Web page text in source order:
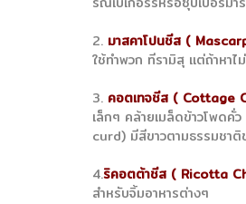
2. มาสคาโปนชีส (
ใช้ทำพวก ทีรามิสุ แต่ถ้าหา
3. คอตเทจชีส ( Cottage
เล็กๆ คล้ายเมล็ดข้าวโพด
curd) มีสีขาวตามธรรมชา
4.ริคอตต้าชีส ( Ricotta
สำหรับจิ้มอาหารต่างๆ